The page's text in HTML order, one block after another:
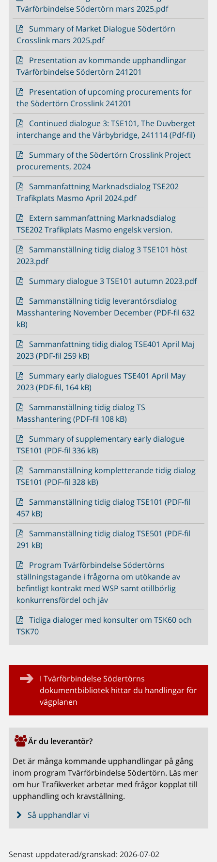
Tvärförbindelse Södertörn mars 2025.pdf
Summary of Market Dialogue Södertörn
Crosslink mars 2025.pdf
Presentation av kommande upphandlingar
Tvärförbindelse Södertörn 241201
Presentation of upcoming procurements for
the Södertörn Crosslink 241201
Continued dialogue 3: TSE101, The Duvberget
interchange and the Vårbybridge, 241114 (Pdf-fil)
Summary of the Södertörn Crosslink Project
procurements, 2024
Sammanfattning Marknadsdialog TSE202
Trafikplats Masmo April 2024.pdf
Extern sammanfattning Marknadsdialog
TSE202 Trafikplats Masmo engelsk version.
Sammanställning tidig dialog 3 TSE101 höst
2023.pdf
Summary dialogue 3 TSE101 autumn 2023.pdf
Sammanställning tidig leverantörsdialog
Masshantering November December (PDF-fil 632
kB)
Sammanfattning tidig dialog TSE401 April Maj
2023 (PDF-fil 259 kB)
Summary early dialogues TSE401 April May
2023 (PDF-fil, 164 kB)
Sammanställning tidig dialog TS
Masshantering (PDF-fil 108 kB)
Summary of supplementary early dialogue
TSE101 (PDF-fil 336 kB)
Sammanställning kompletterande tidig dialog
TSE101 (PDF-fil 328 kB)
Sammanställning tidig dialog TSE101 (PDF-fil
457 kB)
Sammanställning tidig dialog TSE501 (PDF-fil
291 kB)
Program Tvärförbindelse Södertörns
ställningstagande i frågorna om utökande av
befintligt kontrakt med WSP samt otillbörlig
konkurrensfördel och jäv
Tidiga dialoger med konsulter om TSK60 och
TSK70
I Tvärförbindelse Södertörns
dokumentbibliotek hittar du handlingar för
vägplanen
Är du leverantör?
Det är många kommande upphandlingar på gång
inom program Tvärförbindelse Södertörn. Läs mer
om hur Trafikverket arbetar med frågor kopplat till
upphandling och kravställning.
Så upphandlar vi
Senast uppdaterad/granskad: 2026-07-02